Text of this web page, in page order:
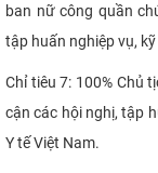
ban nữ công quần
tập huấn nghiệp vụ,
Chỉ tiêu 7: 100% Chủ
cận các hội nghị, tập
Y tế Việt Nam.